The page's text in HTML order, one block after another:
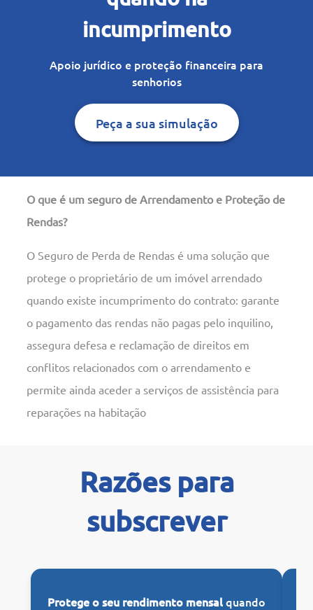
incumprimento
Apoio jurídico e proteção financeira para
senhorios
Peça a sua simulação
O que é um seguro de Arrendamento e Proteção de
Rendas?
O Seguro de Perda de Rendas é uma solução que
protege o proprietário de um imóvel arrendado
quando existe incumprimento do contrato: garante
o pagamento das rendas não pagas pelo inquilino,
assegura defesa e reclamação de direitos em
conflitos relacionados com o arrendamento e
permite ainda aceder a serviços de assistência para
reparações na habitação
Razões para
subscrever
Protege o seu rendimento mensalquando